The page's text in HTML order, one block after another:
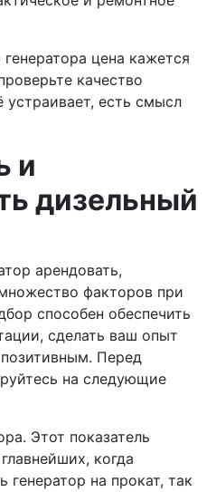
цена кажется
качество
устраивает, есть смысл
и
дизельный
арендовать,
факторов при
способен обеспечить
сделать ваш опыт
Перед
на следующие
Этот показатель
когда
генератор на прокат, так